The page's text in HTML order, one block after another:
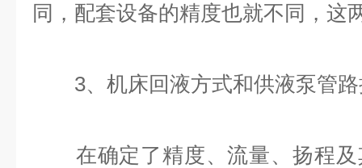
同，配套设备的精度也就不同，这
3、机床回液方式和供液泵管路
在确定了精度、流量、扬程及